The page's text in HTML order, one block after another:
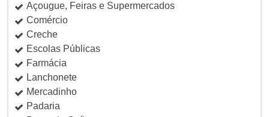
Açougue, Feiras e Supermercados
Comércio
Creche
Escolas Públicas
Farmácia
Lanchonete
Mercadinho
Padaria